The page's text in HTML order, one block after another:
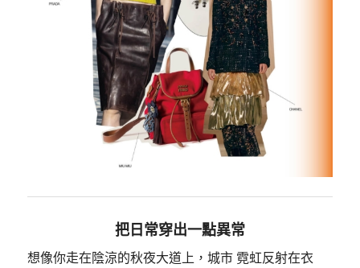
把日常穿出一點異常
想像你走在陰涼的秋夜大道上，城市 霓虹反射在衣